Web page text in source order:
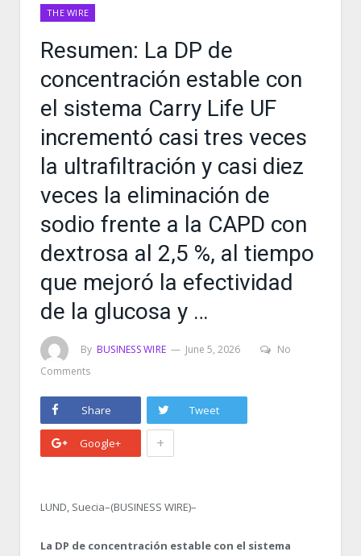
THE WIRE
Resumen: La DP de
concentración estable con
el sistema Carry Life UF
incrementó casi tres veces
la ultrafiltración y casi diez
veces la eliminación de
sodio frente a la CAPD con
dextrosa al 2,5 %, al tiempo
que mejoró la efectividad
de la glucosa y …
By BUSINESS WIRE June 5, 2026
No
Comments
Share Tweet
Google+ +
LUND, Suecia–(BUSINESS WIRE)–
La DP de concentración estable con el sistema